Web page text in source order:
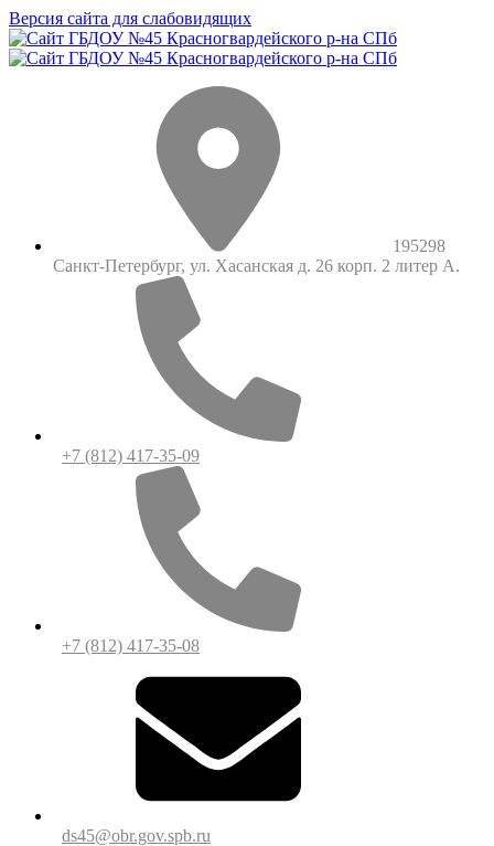
Версия сайта для слабовидящих
195298
Санкт-Петербург, ул. Хасанская д. 26 корп. 2 литер А.
+7 (812) 417-35-09
+7 (812) 417-35-08
ds45@obr.gov.spb.ru